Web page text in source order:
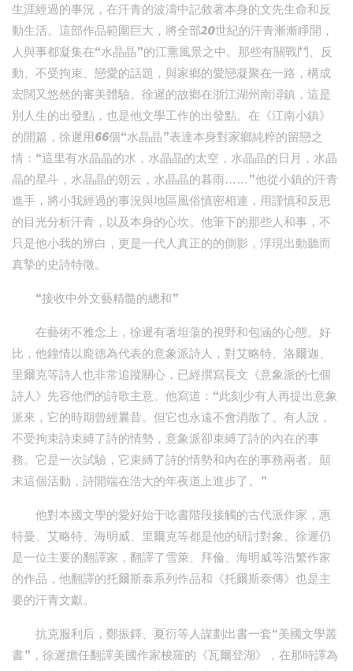
生涯經過的事況，在汗青的波濤中記敘著本身的文先生命和反
動生活。這部作品範圍巨大，將全部20世紀的汗青漸漸睜開，
人與事都凝集在“水晶晶”的江熏風景之中。那些有關戰鬥、反
動、不受拘束、戀愛的話題，與家鄉的愛戀凝聚在一路，構成
宏闊又悠然的審美體驗。徐遲的故鄉在浙江湖州南潯鎮，這是
別人生的出發點，也是他文學工作的出發點。在《江南小鎮》
的開篇，徐遲用66個“水晶晶”表達本身對家鄉純粹的留戀之
情：“這里有水晶晶的水，水晶晶的太空，水晶晶的日月，水晶
晶的星斗，水晶晶的朝云，水晶晶的暮雨……”他從小鎮的汗青
進手，將小我經過的事況與地區風俗慎密相連，用謹慎和反思
的目光分析汗青，以及本身的心坎。他筆下的那些人和事，不
只是他小我的辨白，更是一代人真正的的側影，浮現出動聽而
真摯的史詩特徵。
“接收中外文藝精髓的總和”
在藝術不雅念上，徐遲有著坦蕩的視野和包涵的心態。好
比，他鐘情以龐德為代表的意象派詩人，對艾略特、洛爾迦、
里爾克等詩人也非常追蹤關心，已經撰寫長文《意象派的七個
詩人》先容他們的詩歌主意。他寫道：“此刻少有人再提出意象
派來，它的時期曾經曩昔。但它也永遠不會消散了。有人說，
不受拘束詩束縛了詩的情勢，意象派卻束縛了詩的內在的事
務。它是一次試驗，它束縛了詩的情勢和內在的事務兩者。顛
末這個活動，詩開端在浩大的年夜道上進步了。”
他對本國文學的愛好始于唸書階段接觸的古代派作家，惠
特曼、艾略特、海明威、里爾克等都是他的研討對象。徐遲仍
是一位主要的翻譯家，翻譯了雪萊、拜倫、海明威等浩繁作家
的作品，他翻譯的托爾斯泰系列作品和《托爾斯泰傳》也是主
要的汗青文獻。
抗克服利后，鄭振鐸、夏衍等人謀劃出書一套“美國文學叢
書”，徐遲擔任翻譯美國作家梭羅的《瓦爾登湖》，在那時譯為